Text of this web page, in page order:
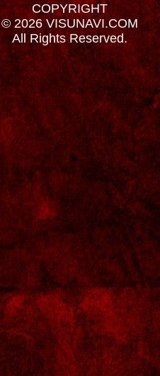
COPYRIGHT
© 2026 VISUNAVI.COM
All Rights Reserved.